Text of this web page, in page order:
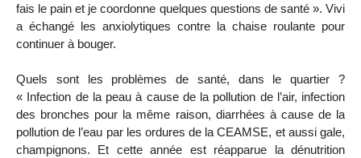
fais le pain et je coordonne quelques questions de santé ». Vivi
a échangé les anxiolytiques contre la chaise roulante pour
continuer à bouger.
Quels sont les problèmes de santé, dans le quartier ?
« Infection de la peau à cause de la pollution de l’air, infection
des bronches pour la même raison, diarrhées à cause de la
pollution de l’eau par les ordures de la CEAMSE, et aussi gale,
champignons. Et cette année est réapparue la dénutrition